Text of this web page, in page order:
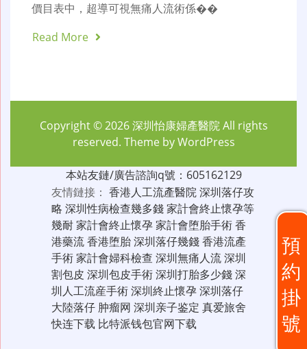
價目表中，超導可視無痛人流術係��
Read More
預
約
掛
號
Copyright © 2026深圳怡康婦產醫院All rights
reserved. Theme byWordPress
本站友鏈/廣告諮詢q號：605162129
友情鏈接： 香港人工流產醫院深圳落仔攻
略 深圳性病檢查幾多錢家計會終止懷孕等
幾耐家計會終止懷孕家計會堕胎手術香
港藥流香港堕胎深圳落仔幾錢香港流產
手術家計會婦科檢查 深圳無痛人流深圳
割包皮 深圳包皮手術深圳打胎多少錢深
圳人工流産手術深圳終止懷孕深圳落仔
大陸落仔 肿瘤网 深圳亲子鉴定 真爱旅舍
快连下载 比特派钱包官网下载